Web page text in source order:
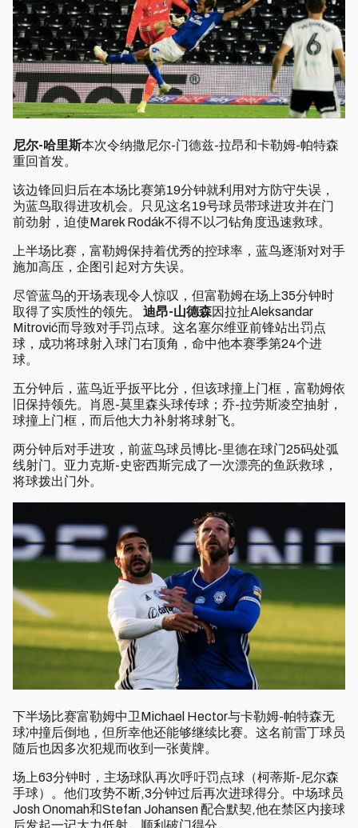
尼尔-哈里斯本次令纳撒尼尔-门德兹-拉昂和卡勒姆-帕特森
重回首发。
该边锋回归后在本场比赛第19分钟就利用对方防守失误，
为蓝鸟取得进攻机会。只见这名19号球员带球进攻并在门
前劲射，迫使Marek Rodák不得不以刁钻角度迅速救球。
上半场比赛，富勒姆保持着优秀的控球率，蓝鸟逐渐对对手
施加高压，企图引起对方失误。
尽管蓝鸟的开场表现令人惊叹，但富勒姆在场上35分钟时
取得了实质性的领先。 迪昂-山德森因拉扯Aleksandar
Mitrović而导致对手罚点球。这名塞尔维亚前锋站出罚点
球，成功将球射入球门右顶角，命中他本赛季第24个进
球。
五分钟后，蓝鸟近乎扳平比分，但该球撞上门框，富勒姆依
旧保持领先。肖恩-莫里森头球传球；乔-拉劳斯凌空抽射，
球撞上门框，而后他大力补射将球射飞。
两分钟后对手进攻，前蓝鸟球员博比-里德在球门25码处弧
线射门。亚力克斯-史密西斯完成了一次漂亮的鱼跃救球，
将球拨出门外。
下半场比赛富勒姆中卫Michael Hector与卡勒姆-帕特森无
球冲撞后倒地，但所幸他还能够继续比赛。这名前雷丁球员
随后也因多次犯规而收到一张黄牌。
场上63分钟时，主场球队再次呼吁罚点球（柯蒂斯-尼尔森
手球）。他们攻势不断,3分钟过后再次进球得分。中场球员
Josh Onomah和Stefan Johansen 配合默契,他在禁区内接球
后发起一记大力低射、顺利破门得分。